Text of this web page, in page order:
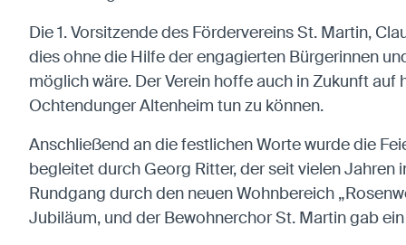
Die 1. Vorsitzende des Fördervereins St. Martin,
dies ohne die Hilfe der engagierten Bürgerinnen
möglich wäre. Der Verein hoffe auch in Zukunft
Ochtendunger Altenheim tun zu können.
Anschließend an die festlichen Worte wurde die
begleitet durch Georg Ritter, der seit vielen
Rundgang durch den neuen Wohnbereich
Jubiläum, und der Bewohnerchor St. Martin gab